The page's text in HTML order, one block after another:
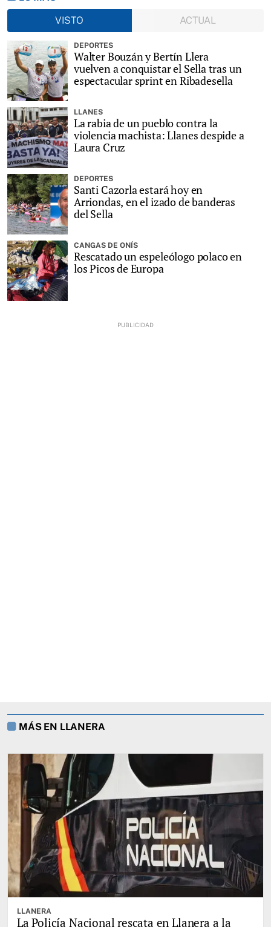
VISTO
ACTUAL
DEPORTES
Walter Bouzán y Bertín Llera
vuelven a conquistar el Sella tras un
espectacular sprint en Ribadesella
LLANES
La rabia de un pueblo contra la
violencia machista: Llanes despide a
Laura Cruz
DEPORTES
Santi Cazorla estará hoy en
Arriondas, en el izado de banderas
del Sella
CANGAS DE ONÍS
Rescatado un espeleólogo polaco en
los Picos de Europa
MÁS EN LLANERA
LLANERA
La Policía Nacional rescata en Llanera a la